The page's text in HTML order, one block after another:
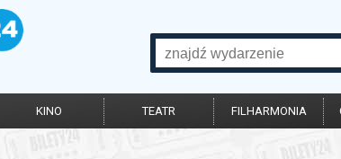
KINO TEATR FILHARMONIA